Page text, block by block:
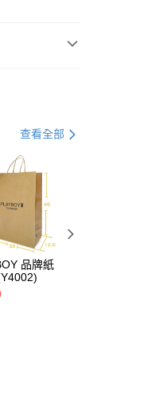
系統評分，恕
後寄送繳費提
）所提供，讓
買賣／分期付
款。
將以您的個人
、處理及利
及更正。
查看全部
品牌紙